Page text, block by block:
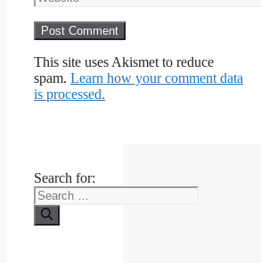
This site uses Akismet to reduce
spam. Learn how your comment data
is processed.
Search for: